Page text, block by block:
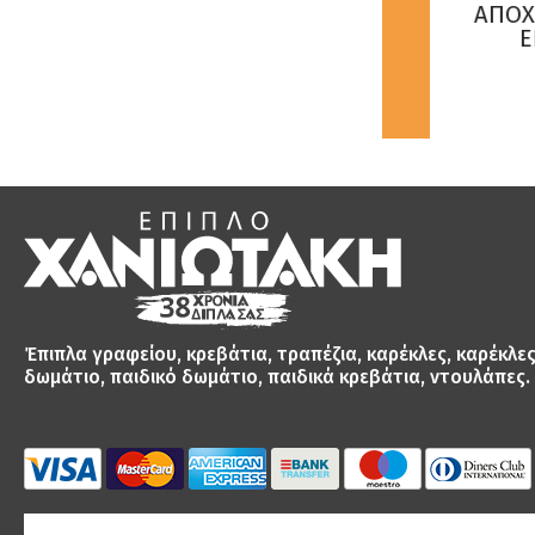
Έπιπλα γραφείου, κρεβάτια, τραπέζια, καρέκλες,
δωμάτιο, παιδικό δωμάτιο, παιδικά κρεβάτια, ντουλάπες.